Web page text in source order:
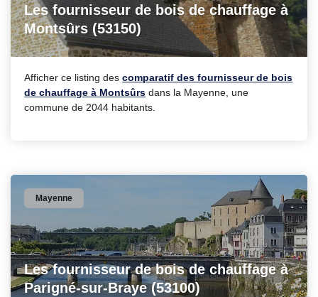
Les fournisseur de bois de chauffage à
Montsûrs (53150)
Afficher ce listing descomparatif des fournisseur de bois
de chauffage à Montsûrs dans la Mayenne, une
commune de 2044 habitants.
Les fournisseur de bois de chauffage à
Parigné-sur-Braye (53100)
Mayenne